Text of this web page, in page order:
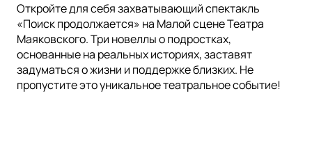
Откройте для себя захватывающий спектакль
«Поиск продолжается» на Малой сцене Театра
Маяковского. Три новеллы о подростках,
основанные на реальных историях, заставят
задуматься о жизни и поддержке близких. Не
пропустите это уникальное театральное событие!